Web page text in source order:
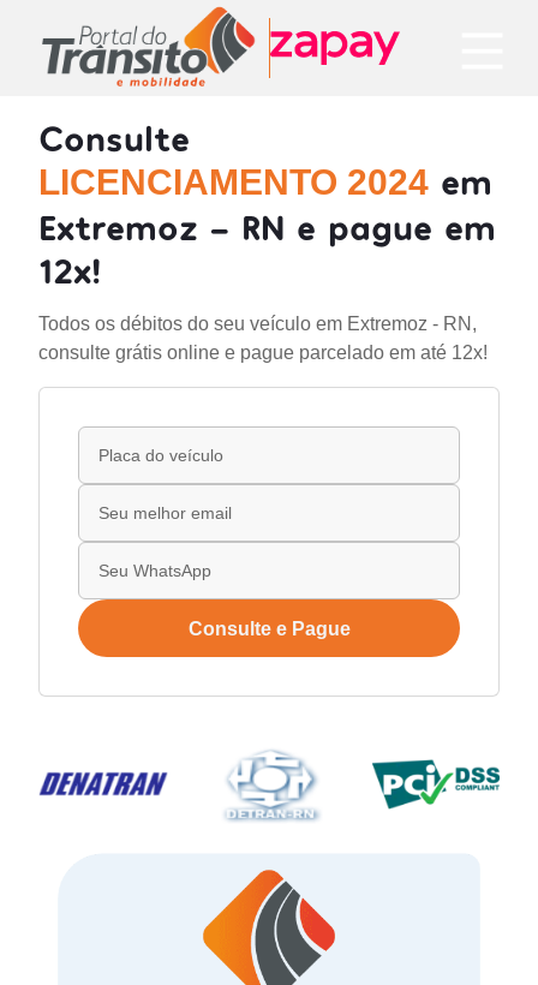
Consulte
LICENCIAMENTO 2024 em
Extremoz - RN e pague em
12x!
Todos os débitos do seu veículo em Extremoz - RN,
consulte grátis online e pague parcelado em até 12x!
Consulte e Pague